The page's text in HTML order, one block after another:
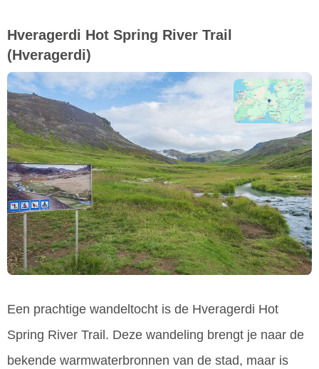
Hveragerdi Hot Spring River Trail
(Hveragerdi)
Een prachtige wandeltocht is de Hveragerdi Hot
Spring River Trail. Deze wandeling brengt je naar de
bekende warmwaterbronnen van de stad, maar is